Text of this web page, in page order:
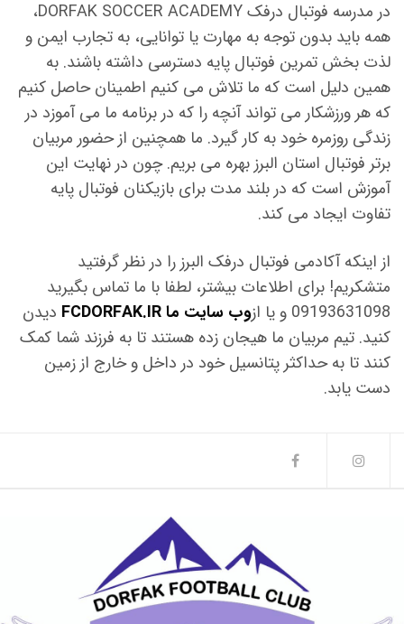
در مدرسه فوتبال درفک DORFAK SOCCER ACADEMY،
همه باید بدون توجه به مهارت یا توانایی، به تجارب ایمن و
لذت بخش تمرین فوتبال پایه دسترسی داشته باشند. به
همین دلیل است که ما تلاش می کنیم اطمینان حاصل کنیم
که هر ورزشکار می تواند آنچه را که در برنامه ما می آموزد در
زندگی روزمره خود به کار گیرد. ما همچنین از حضور مربیان
برتر فوتبال استان البرز بهره می بریم. چون در نهایت این
آموزش است که در بلند مدت برای بازیکنان فوتبال پایه
تفاوت ایجاد می کند.
از اینکه آکادمی فوتبال درفک البرز را در نظر گرفتید
متشکریم! برای اطلاعات بیشتر، لطفا با ما تماس بگیرید
09193631098 و یا از
وب سایت ما FCDORFAK.IR
دیدن
کنید. تیم مربیان ما هیجان زده هستند تا به فرزند شما کمک
کنند تا به حداکثر پتانسیل خود در داخل و خارج از زمین
دست یابد.